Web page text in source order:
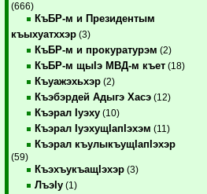
(666)
КъБР-м и Президентым
къыхуатххэр (3)
КъБР-м и прокуратурэм (2)
КъБР-м щыIэ МВД-м къет (18)
Къуажэхьхэр (2)
Къэбэрдей Адыгэ Хасэ (12)
Къэрал Iуэху (10)
Къэрал IуэхущIапIэхэм (11)
Къэрал къулыкъущIапIэхэр
(59)
КъэхъукъащIэхэр (3)
ЛъэIу (1)